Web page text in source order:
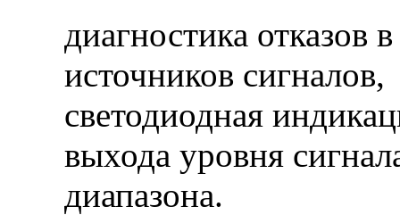
диагностика отказов
источников сигналов,
светодиодная
выхода уровня
диапазона.